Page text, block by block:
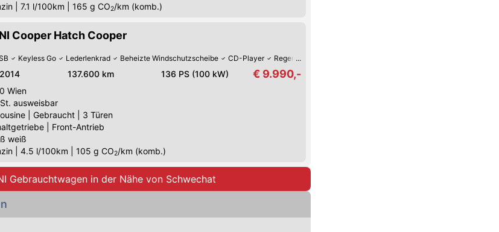
7.1 l/100km 165 g CO2/km (komb.)
Cooper Hatch Cooper
Keyless Go Lederlenkrad Beheizte Windschutzscheibe CD-Player Regensensor
137.600 km 136 PS (100 kW) € 9.990,-
Wien
ausweisbar
Gebraucht
3 Türen
Front-Antrieb
weiß
4.5 l/100km 105 g CO2/km (komb.)
Gebrauchtwagen in der Nähe von Schwechat